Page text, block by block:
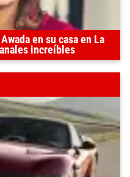
en su casa en La
increíbles